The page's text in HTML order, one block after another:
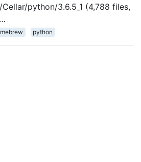
python/3.6.5_1 (4,788 files,
python